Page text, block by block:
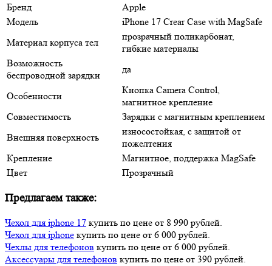
Бренд
Apple
Модель
iPhone 17 Crear Case with MagSafe
Материал корпуса тел
прозрачный поликарбонат,
гибкие материалы
Возможность
беспроводной зарядки
да
Особенности
Кнопка Camera Control,
магнитное крепление
Совместимость
Зарядки с магнитным креплением
Внешняя поверхность
износостойкая, с защитой от
пожелтения
Крепление
Магнитное, поддержка MagSafe
Цвет
Прозрачный
Предлагаем также:
Чехол для iphone 17 купить по цене от 8 990 рублей.
Чехол для iphone купить по цене от 6 000 рублей.
Чехлы для телефонов купить по цене от 6 000 рублей.
Аксессуары для телефонов купить по цене от 390 рублей.